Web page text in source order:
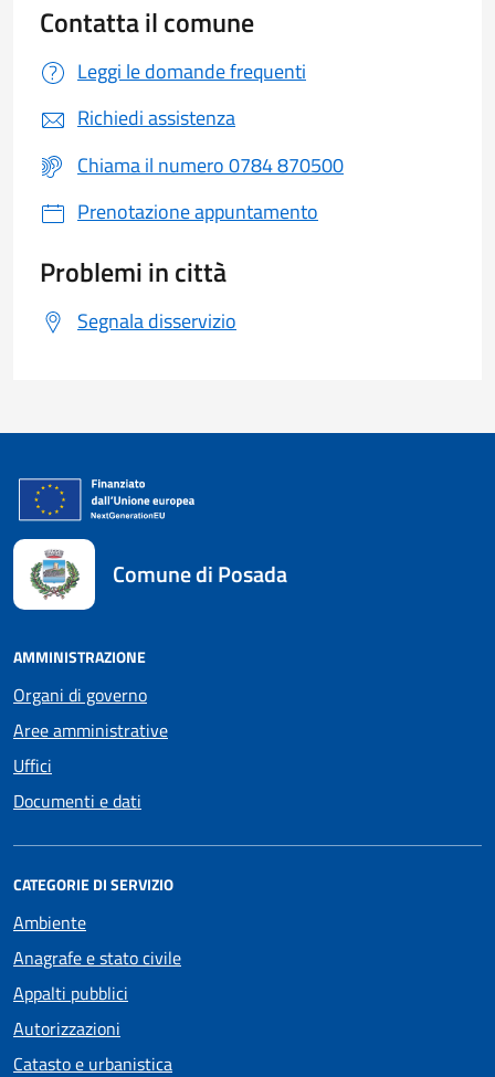
Contatta il comune
Leggi le domande frequenti
Richiedi assistenza
Chiama il numero 0784 870500
Prenotazione appuntamento
Problemi in città
Segnala disservizio
Comune di Posada
AMMINISTRAZIONE
Organi di governo
Aree amministrative
Uffici
Documenti e dati
CATEGORIE DI SERVIZIO
Ambiente
Anagrafe e stato civile
Appalti pubblici
Autorizzazioni
Catasto e urbanistica